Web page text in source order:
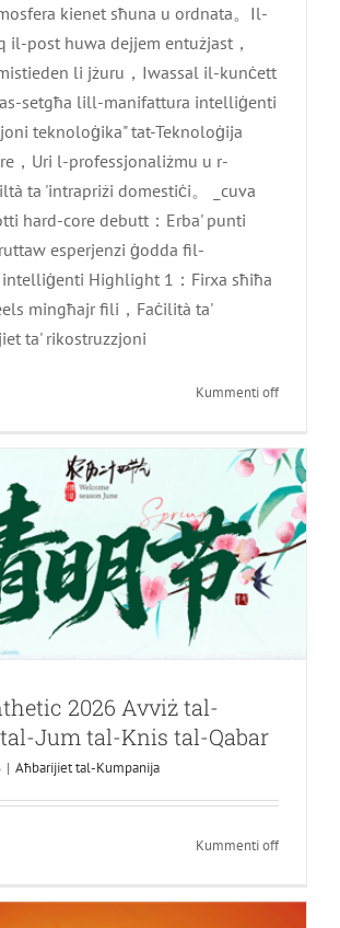
kienet sħuna u ordnata。Il-
il-post huwa dejjem entużjast，
li jżuru，Iwassal il-kunċett
setgħa lill-manifattura intelliġenti
teknoloġika" tat-Teknoloġija
，Uri l-professjonaliżmu u r-
ta 'intrapriżi domestiċi。 _cuva
hard-core debutt：Erba' punti
esperjenzi ġodda fil-
Highlight 1：Firxa sħiħa
mingħajr fili，Faċilità ta'
ta' rikostruzzjoni
Kummenti offfuq
tagħmel
id-
debutt
kbir
2026 Avviż tal-Vaganzi
2026 Avviż tal-
Jum tal-Knis tal-Qabar
| Aħbarijiet tal-Kumpanija
Kummenti offfuq
dehret fl-14-il Wirja
tal-Magni CNC taċ-Ċina
，Sinċerament nistednuk
magħna għal appuntament